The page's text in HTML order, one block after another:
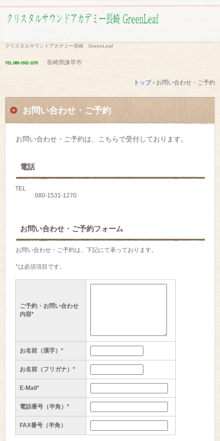
クリスタルサウンドアカデミー長崎 GreenLeaf
TEL.080-1531-1270 長崎県諫早市
トップ› お問い合わせ・ご予約
お問い合わせ・ご予約
お問い合わせ・ご予約は、こちらで受付しております。
電話
TEL
080-1531-1270
お問い合わせ・ご予約フォーム
お問い合わせ・ご予約は、下記にて承っております。
*は必須項目です。
ご予約・お問い合わせ
内容*
お名前（漢字）*
お名前（フリガナ）*
E-Mail*
電話番号（半角）*
FAX番号（半角）